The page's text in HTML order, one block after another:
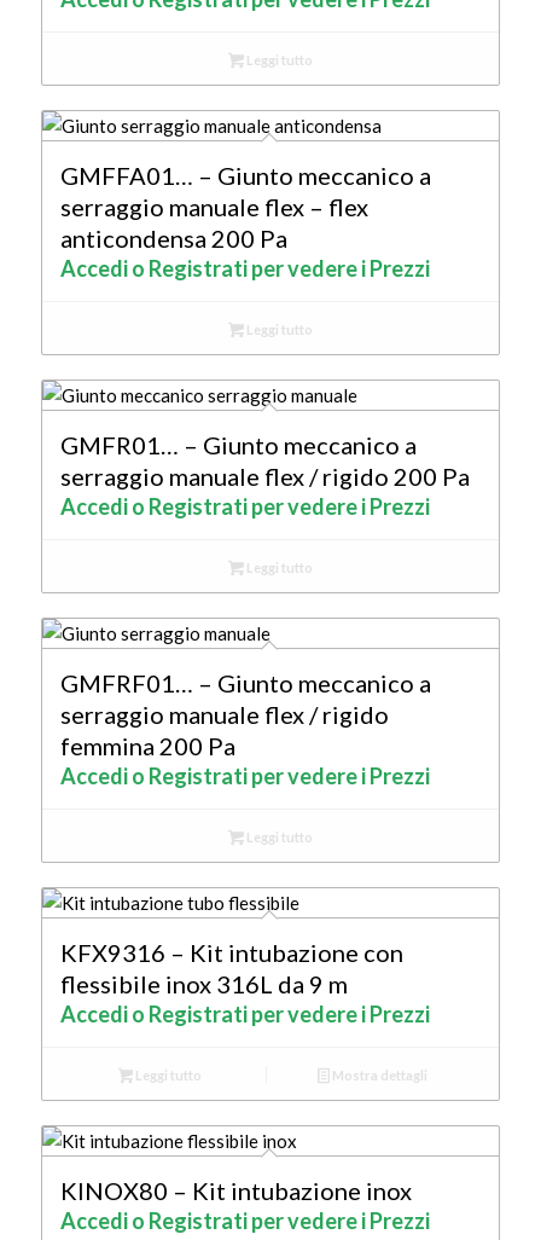
Leggi tutto
GMFFA01… – Giunto meccanico a
serraggio manuale flex – flex
anticondensa 200 Pa
Accedi o Registrati per vedere i Prezzi
Leggi tutto
GMFR01… – Giunto meccanico a
serraggio manuale flex / rigido 200 Pa
Accedi o Registrati per vedere i Prezzi
Leggi tutto
GMFRF01… – Giunto meccanico a
serraggio manuale flex / rigido
femmina 200 Pa
Accedi o Registrati per vedere i Prezzi
Leggi tutto
KFX9316 – Kit intubazione con
flessibile inox 316L da 9 m
Accedi o Registrati per vedere i Prezzi
Leggi tutto Mostra dettagli
KINOX80 – Kit intubazione inox
Accedi o Registrati per vedere i Prezzi